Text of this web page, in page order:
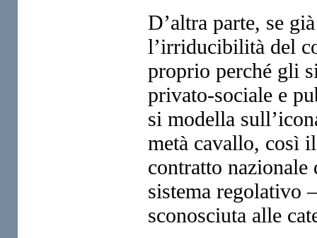
D’altra parte, se
l’irriducibilità del
proprio perché gli
privato-sociale e
si modella
metà cavallo, così
contratto
sistema regolativo
sconosciuta alle